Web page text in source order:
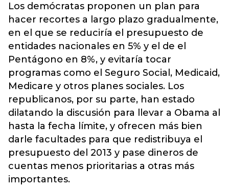
Los demócratas proponen un plan para
hacer recortes a largo plazo gradualmente,
en el que se reduciría el presupuesto de
entidades nacionales en 5% y el de el
Pentágono en 8%, y evitaría tocar
programas como el Seguro Social, Medicaid,
Medicare y otros planes sociales. Los
republicanos, por su parte, han estado
dilatando la discusión para llevar a Obama al
hasta la fecha límite, y ofrecen más bien
darle facultades para que redistribuya el
presupuesto del 2013 y pase dineros de
cuentas menos prioritarias a otras más
importantes.